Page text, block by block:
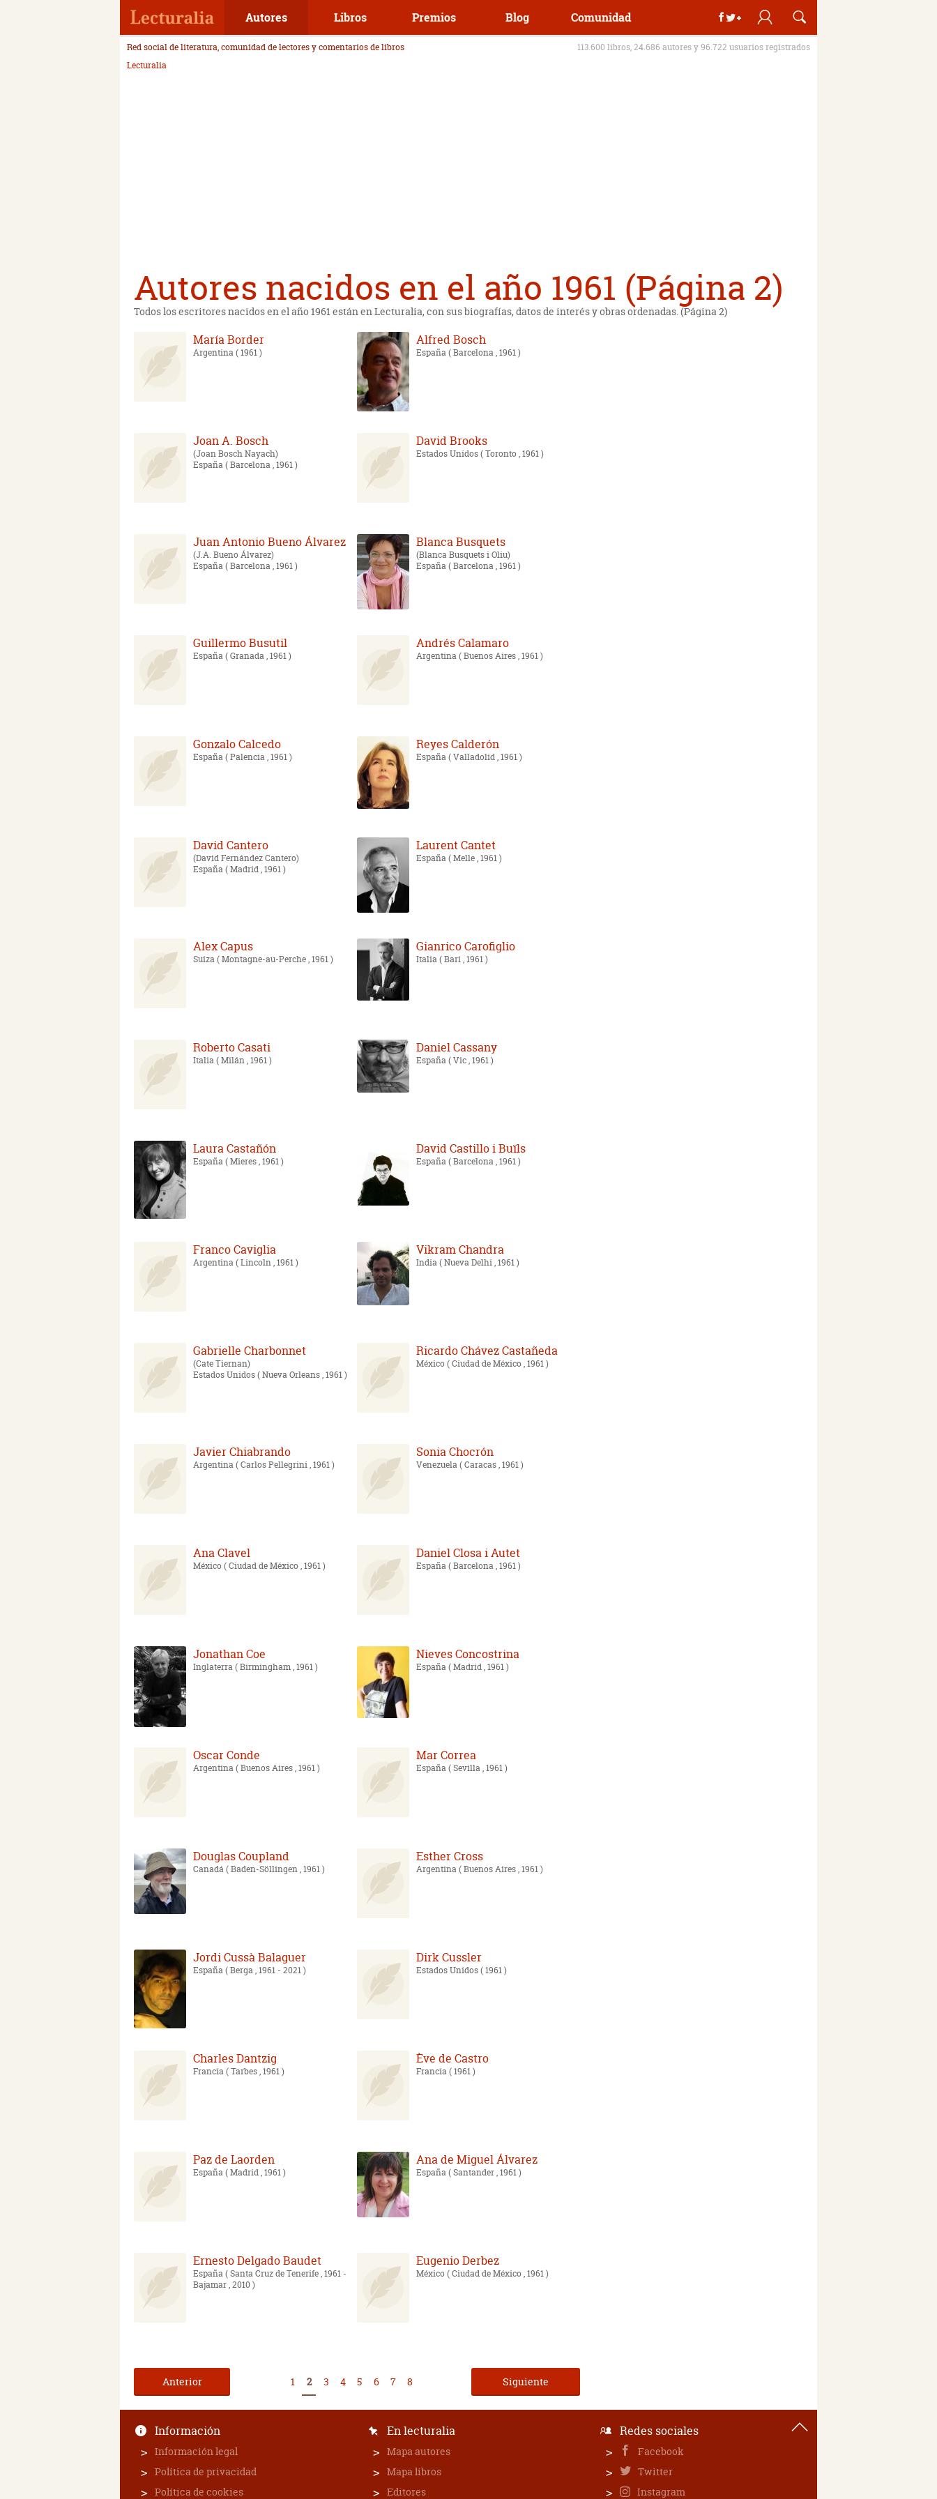
Autores Libros Premios Blog Comunidad
Red social de literatura, comunidad de lectores y comentarios de libros
113.600 libros, 24.686 autores y 96.722 usuarios registrados
Lecturalia
Autores nacidos en el año 1961 (Página 2)
Todos los escritores nacidos en el año 1961 están en Lecturalia, con sus biografías, datos de interés y obras ordenadas. (Página 2)
María Border
Argentina( 1961 )
Alfred Bosch
España( Barcelona , 1961 )
Joan A. Bosch
Joan Bosch Nayach
España( Barcelona , 1961 )
David Brooks
Estados Unidos( Toronto , 1961 )
Juan Antonio Bueno Álvarez
J.A. Bueno Álvarez
España( Barcelona , 1961 )
Blanca Busquets
Blanca Busquets i Oliu
España( Barcelona , 1961 )
Guillermo Busutil
España( Granada , 1961 )
Andrés Calamaro
Argentina( Buenos Aires , 1961 )
Gonzalo Calcedo
España( Palencia , 1961 )
Reyes Calderón
España( Valladolid , 1961 )
David Cantero
David Fernández Cantero
España( Madrid , 1961 )
Laurent Cantet
España( Melle , 1961 )
Alex Capus
Suiza( Montagne-au-Perche , 1961 )
Gianrico Carofiglio
Italia( Bari , 1961 )
Roberto Casati
Italia( Milán , 1961 )
Daniel Cassany
España( Vic , 1961 )
Laura Castañón
España( Mieres , 1961 )
David Castillo i Buïls
España( Barcelona , 1961 )
Franco Caviglia
Argentina( Lincoln , 1961 )
Vikram Chandra
India( Nueva Delhi , 1961 )
Gabrielle Charbonnet
Cate Tiernan
Estados Unidos( Nueva Orleans , 1961 )
Ricardo Chávez Castañeda
México( Ciudad de México , 1961 )
Javier Chiabrando
Argentina( Carlos Pellegrini , 1961 )
Sonia Chocrón
Venezuela( Caracas , 1961 )
Ana Clavel
México( Ciudad de México , 1961 )
Daniel Closa i Autet
España( Barcelona , 1961 )
Jonathan Coe
Inglaterra( Birmingham , 1961 )
Nieves Concostrina
España( Madrid , 1961 )
Oscar Conde
Argentina( Buenos Aires , 1961 )
Mar Correa
España( Sevilla , 1961 )
Douglas Coupland
Canadá( Baden-Söllingen , 1961 )
Esther Cross
Argentina( Buenos Aires , 1961 )
Jordi Cussà Balaguer
España( Berga , 1961 - 2021 )
Dirk Cussler
Estados Unidos( 1961 )
Charles Dantzig
Francia( Tarbes , 1961 )
Ève de Castro
Francia( 1961 )
Paz de Laorden
España( Madrid , 1961 )
Ana de Miguel Álvarez
España( Santander , 1961 )
Ernesto Delgado Baudet
España( Santa Cruz de Tenerife , 1961 -
Bajamar , 2010 )
Eugenio Derbez
México( Ciudad de México , 1961 )
Anterior 1 2 3 4 5 6 7 8 Siguiente
Información
Información legal
Política de privacidad
Política de cookies
En lecturalia
Mapa autores
Mapa libros
Editores
Redes sociales
Facebook
Twitter
Instagram